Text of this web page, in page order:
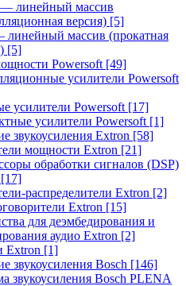
линейный массив
версия) [5]
массив (прокатная
[5]
Powersoft [49]
усилители Powersoft
усилители Powersoft [17]
усилители Powersoft [1]
звукоусиления Extron [58]
мощности Extron [21]
обработки сигналов (DSP)
[17]
распределители Extron [2]
Extron [15]
для деэмбедирования и
аудио Extron [2]
Extron [1]
звукоусиления Bosch [146]
звукоусиления Bosch PLENA